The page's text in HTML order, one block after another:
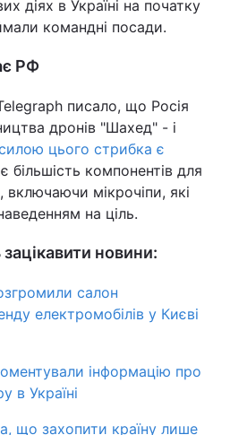
діях в Україні на початку
командні посади.
РФ
писало, що Росія
дронів "Шахед" - і
цього стрибка є
більшість компонентів для
включаючи мікрочіпи, які
на ціль.
новини:
салон
електромобілів у Києві
інформацію про
в Україні
що захопити країну лише